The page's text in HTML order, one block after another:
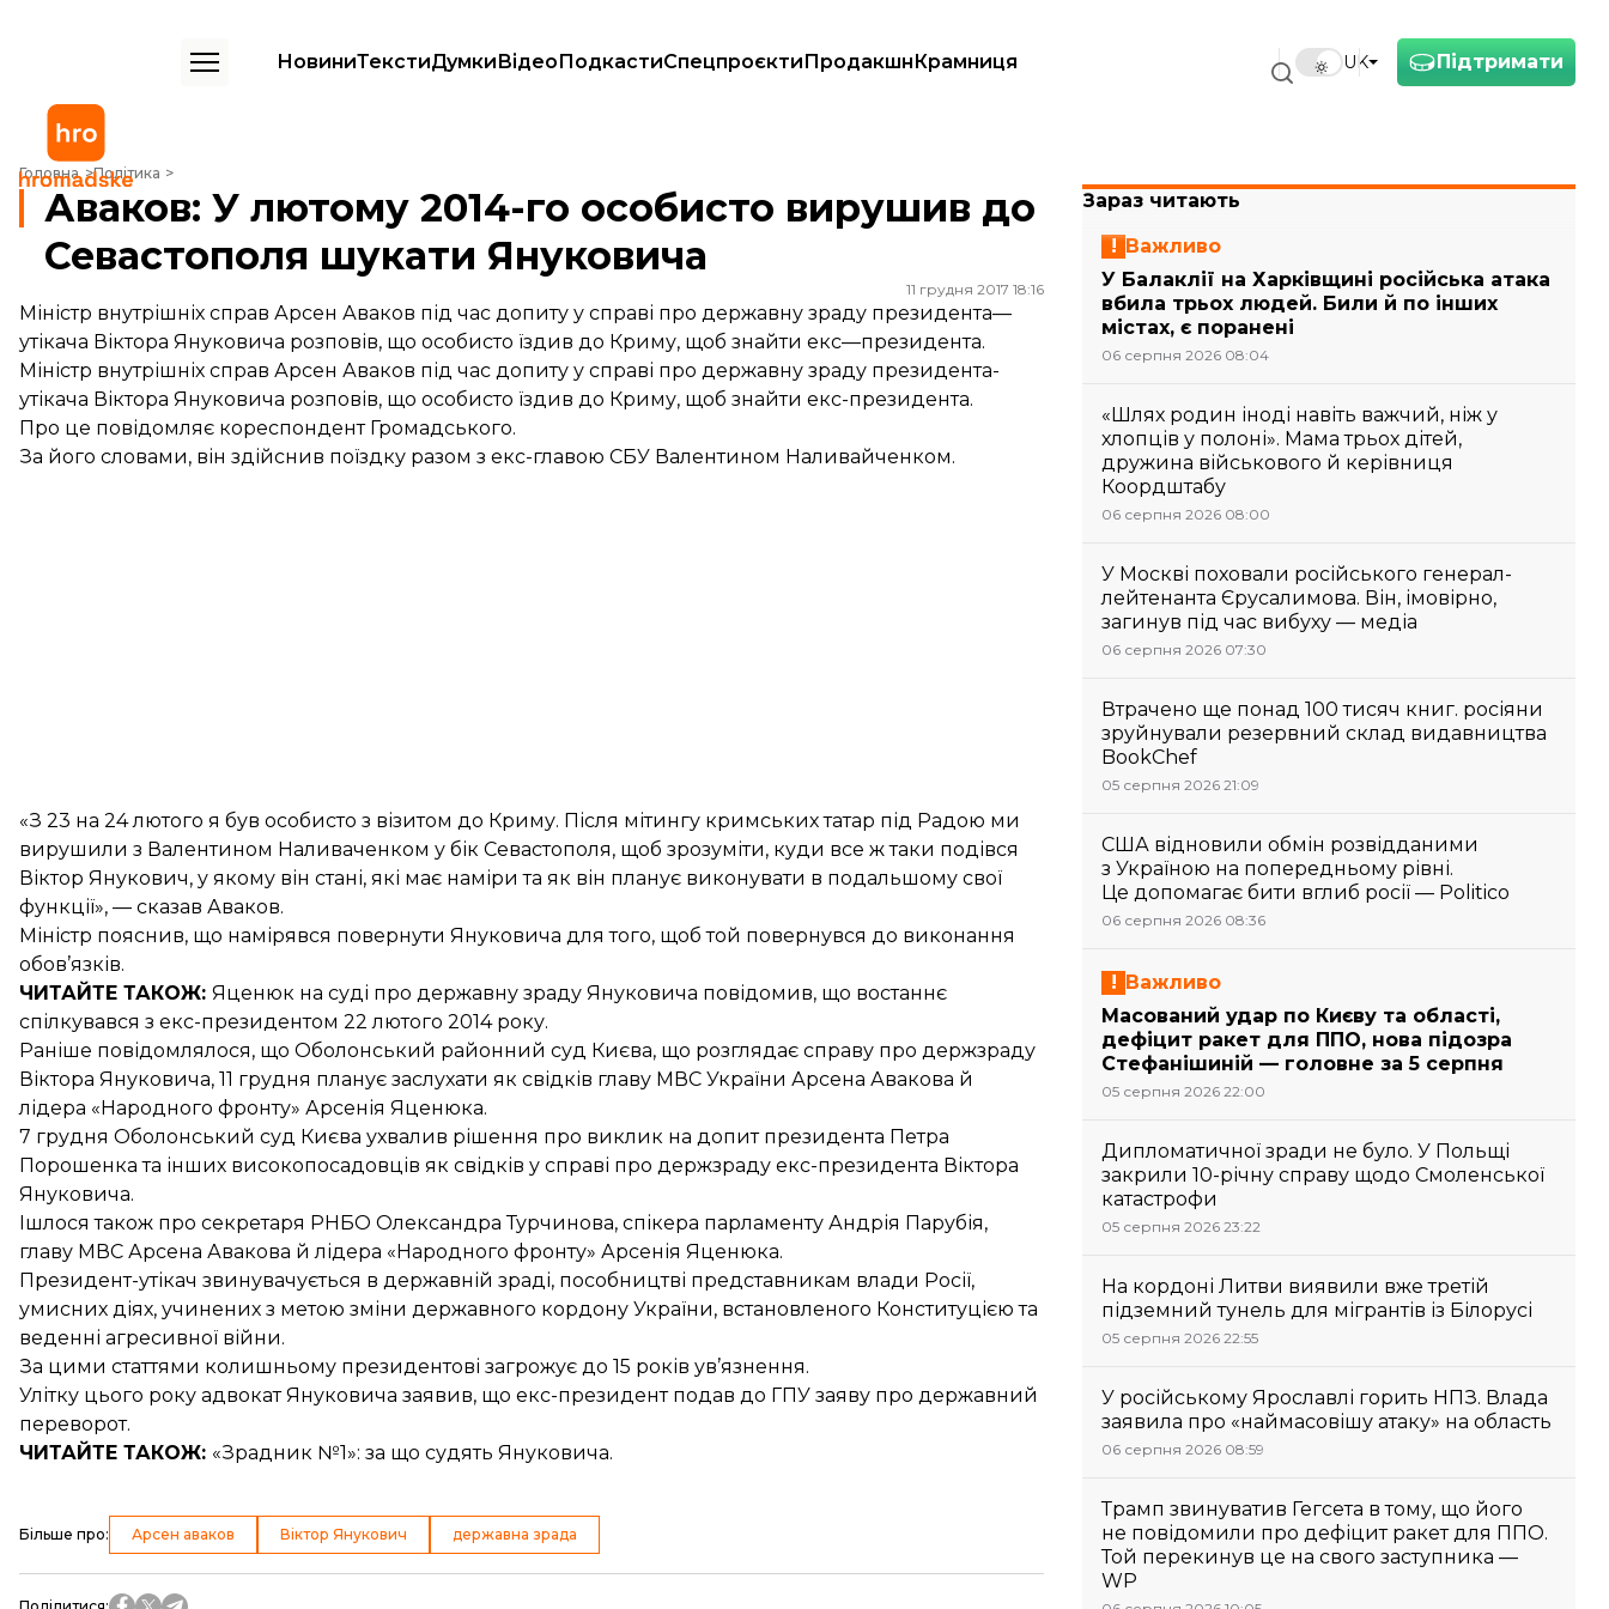
Підтримати
UK
НовиниТекстиДумкиВідеоПодкастиСпецпроєктиПродакшнКрамниця
Головна Політика
Аваков: У лютому 2014-го особисто вирушив до Севастополя шукати Януковича
Аваков: У лютому 2014-го особисто вирушив до
Севастополя шукати Януковича
11 грудня 2017 18:16
Міністр внутрішніх справ Арсен Аваков під час допиту у справі про державну зраду президента—
утікача Віктора Януковича розповів, що особисто їздив до Криму, щоб знайти екс—президента.
Міністр внутрішніх справ Арсен Аваков під час допиту у справі про державну зраду президента-
утікача Віктора Януковича розповів, що особисто їздив до Криму, щоб знайти екс-президента.
Про це повідомляє кореспондент Громадського.
За його словами, він здійснив поїздку разом з екс-главою СБУ Валентином Наливайченком.
«З 23 на 24 лютого я був особисто з візитом до Криму. Після мітингу кримських татар під Радою ми
вирушили з Валентином Наливаченком у бік Севастополя, щоб зрозуміти, куди все ж таки подівся
Віктор Янукович, у якому він стані, які має наміри та як він планує виконувати в подальшому свої
функції», — сказав Аваков.
Міністр пояснив, що намірявся повернути Януковича для того, щоб той повернувся до виконання
обов’язків.
ЧИТАЙТЕ ТАКОЖ: Яценюк на суді про державну зраду Януковича повідомив, що востаннє
спілкувався з екс-президентом 22 лютого 2014 року.
Раніше повідомлялося, що Оболонський районний суд Києва, що розглядає справу про держзраду
Віктора Януковича, 11 грудня планує заслухати як свідків главу МВС України Арсена Авакова й
лідера «Народного фронту» Арсенія Яценюка.
7 грудня Оболонський суд Києва ухвалив рішення про виклик на допит президента Петра
Порошенка та інших високопосадовців як свідків у справі про держзраду екс-президента Віктора
Януковича.
Ішлося також про секретаря РНБО Олександра Турчинова, спікера парламенту Андрія Парубія,
главу МВС Арсена Авакова й лідера «Народного фронту» Арсенія Яценюка.
Президент-утікач звинувачується в державній зраді, пособництві представникам влади Росії,
умисних діях, учинених з метою зміни державного кордону України, встановленого Конституцією та
веденні агресивної війни.
За цими статтями колишньому президентові загрожує до 15 років ув’язнення.
Улітку цього року адвокат Януковича заявив, що екс-президент подав до ГПУ заяву про державний
переворот.
ЧИТАЙТЕ ТАКОЖ: «Зрадник №1»: за що судять Януковича.
Більше про: Арсен аваков Віктор Янукович державна зрада
Зараз читають
Важливо
У Балаклії на Харківщині російська атака
вбила трьох людей. Били й по інших
містах, є поранені
06 серпня 2026 08:04
«Шлях родин іноді навіть важчий, ніж у
хлопців у полоні». Мама трьох дітей,
дружина військового й керівниця
Коордштабу
06 серпня 2026 08:00
У Москві поховали російського генерал-
лейтенанта Єрусалимова. Він, імовірно,
загинув під час вибуху — медіа
06 серпня 2026 07:30
Втрачено ще понад 100 тисяч книг. росіяни
зруйнували резервний склад видавництва
BookChef
05 серпня 2026 21:09
США відновили обмін розвідданими
з Україною на попередньому рівні.
Це допомагає бити вглиб росії — Politico
06 серпня 2026 08:36
Важливо
Масований удар по Києву та області,
дефіцит ракет для ППО, нова підозра
Стефанішиній — головне за 5 серпня
05 серпня 2026 22:00
Дипломатичної зради не було. У Польщі
закрили 10-річну справу щодо Смоленської
катастрофи
05 серпня 2026 23:22
На кордоні Литви виявили вже третій
підземний тунель для мігрантів із Білорусі
05 серпня 2026 22:55
У російському Ярославлі горить НПЗ. Влада
заявила про «наймасовішу атаку» на область
06 серпня 2026 08:59
Трамп звинуватив Гегсета в тому, що його
не повідомили про дефіцит ракет для ППО.
Той перекинув це на свого заступника —
WP